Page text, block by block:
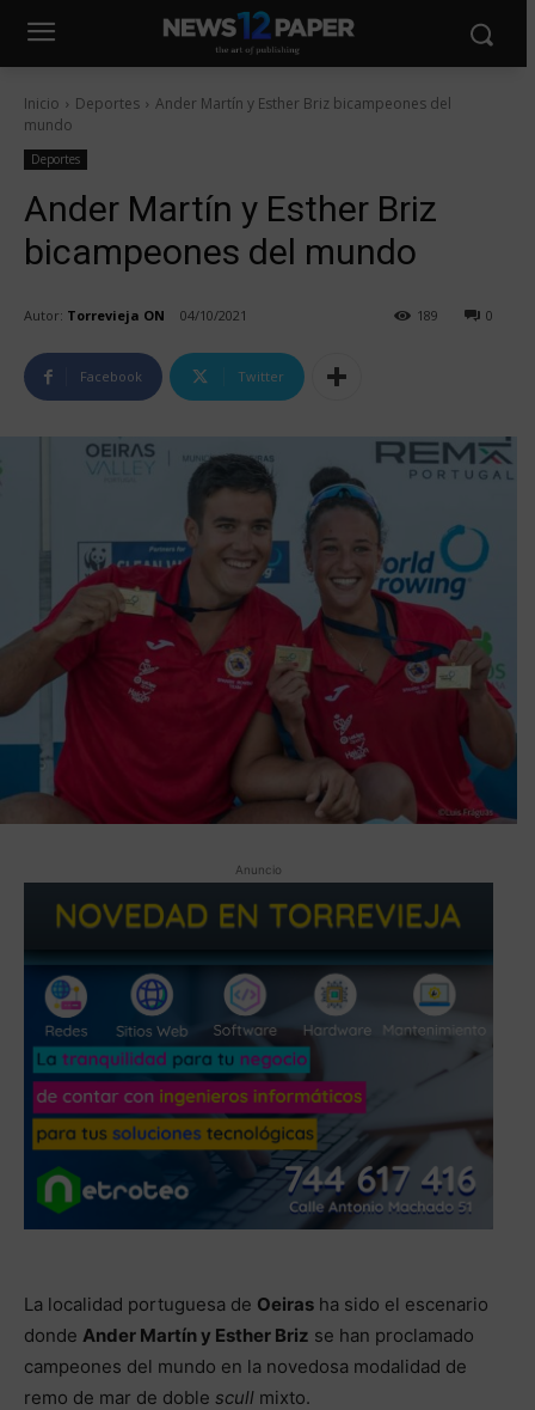
Inicio Deportes
Ander Martín y Esther Briz bicampeones del
mundo
Deportes
Ander Martín y Esther Briz
bicampeones del mundo
Autor: Torrevieja ON 04/10/2021 0
189
Facebook Twitter
Anuncio
La localidad portuguesa de Oeiras ha sido el escenario
donde Ander Martín y Esther Briz se han proclamado
campeones del mundo en la novedosa modalidad de
remo de mar de doble scull mixto.